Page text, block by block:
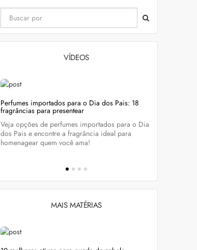
VÍDEOS
Perfumes importados para o Dia dos Pais: 18
fragrâncias para presentear
Veja opções de perfumes importados para o Dia
dos Pais e encontre a fragrância ideal para
homenagear quem você ama!
MAIS MATÉRIAS